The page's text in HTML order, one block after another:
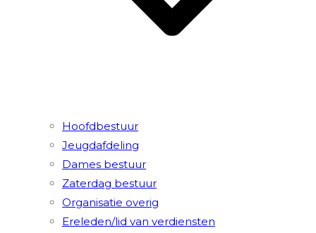
Hoofdbestuur
Jeugdafdeling
Dames bestuur
Zaterdag bestuur
Organisatie overig
Ereleden/lid van verdiensten